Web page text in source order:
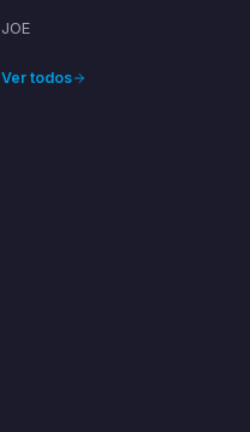
JOE
Ver todos